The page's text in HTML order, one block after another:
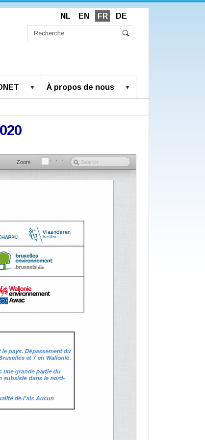
NL EN FR DE
À propos de nous
Zoom